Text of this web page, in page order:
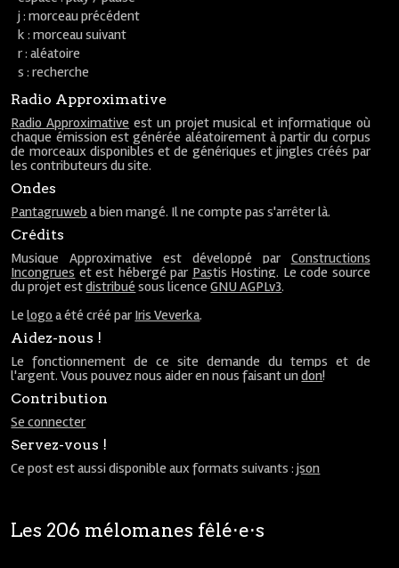
j : morceau précédent
k : morceau suivant
r : aléatoire
s : recherche
Radio Approximative
Radio Approximative est un projet musical et informatique où
chaque émission est générée aléatoirement à partir du corpus
de morceaux disponibles et de génériques et jingles créés par
les contributeurs du site.
Ondes
Pantagruweb a bien mangé. Il ne compte pas s'arrêter là.
Crédits
Musique Approximative est développé par Constructions
Incongrues et est hébergé par Pastis Hosting. Le code source
du projet estdistribué sous licenceGNU AGPLv3.
Lelogo a été créé par Iris Veverka.
Aidez-nous !
Le fonctionnement de ce site demande du temps et de
l'argent. Vous pouvez nous aider en nous faisant undon!
Contribution
Se connecter
Servez-vous !
Ce post est aussi disponible aux formats suivants :json
Les 206 mélomanes fêlé⋅e⋅s